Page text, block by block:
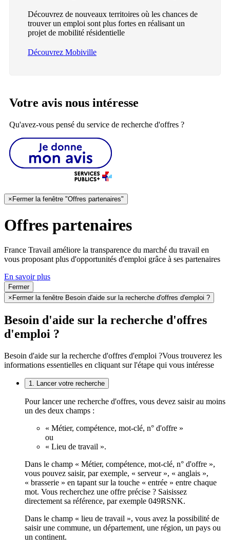
Découvrez de nouveaux territoires où les chances de
trouver un emploi sont plus fortes en réalisant un
projet de mobilité résidentielle
Découvrez Mobiville
Votre avis nous intéresse
Qu'avez-vous pensé du service de recherche d'offres ?
× Fermer la fenêtre "Offres partenaires"
Offres partenaires
France Travail améliore la transparence du marché du travail en
vous proposant plus d'opportunités d'emploi grâce à ses partenaires
En savoir plus
Fermer
× Fermer la fenêtre Besoin d'aide sur la recherche d'offres d'emploi ?
Besoin d'aide sur la recherche d'offres
d'emploi ?
Besoin d'aide sur la recherche d'offres d'emploi ?Vous trouverez les
informations essentielles en cliquant sur l'étape qui vous intéresse
1. Lancer votre recherche
Pour lancer une recherche d'offres, vous devez saisir au moins
un des deux champs :
« Métier, compétence, mot-clé, n° d'offre »
ou
« Lieu de travail ».
Dans le champ « Métier, compétence, mot-clé, n° d'offre »,
vous pouvez saisir, par exemple, « serveur », « anglais »,
« brasserie » en tapant sur la touche « entrée » entre chaque
mot. Vous recherchez une offre précise ? Saisissez
directement sa référence, par exemple 049RSNK.
Dans le champ « lieu de travail », vous avez la possibilité de
saisir une commune, un département, une région, un pays ou
un continent.